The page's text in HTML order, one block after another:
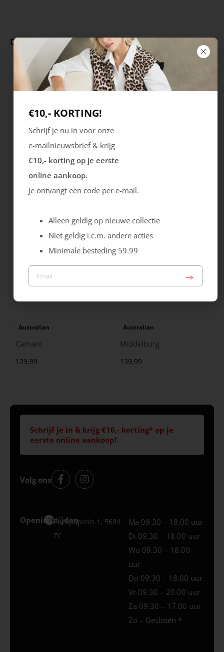
Deze producten ga je leuk vinden
City Stride Grants
Australian
Camaro
129.99
Australian
Middelburg
139.99
Schrijf je in & krijg €10,- korting* op je
eerste online aankoop!
Volg ons
Openingstijden
Best
Europaplein 1, 5684
ZC
Ma 09.30 – 18.00 uur
Di 09.30 – 18.00 uur
Wo 09.30 – 18.00
uur
Do 09.30 – 18.00 uur
Vr 09.30 – 20.00 uur
Za 09.30 – 17.00 uur
Zo – Gesloten *
€10,- KORTING!
Schrijf je nu in voor onze
e-mailnieuwsbrief & krijg
€10,- korting op je eerste
online aankoop.
Je ontvangt een code per e-mail.
Alleen geldig op nieuwe collectie
Niet geldig i.c.m. andere acties
Minimale besteding 59.99